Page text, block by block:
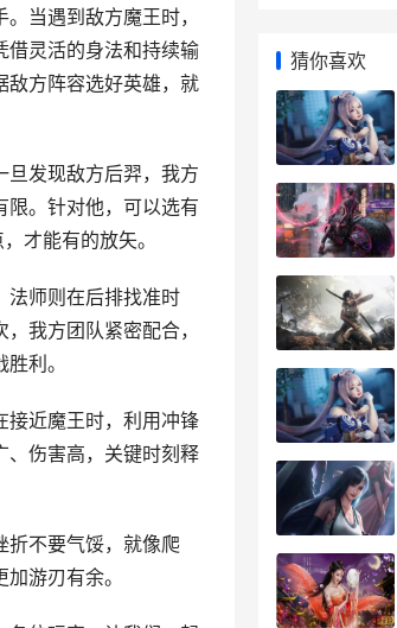
当遇到敌方魔王时，
借灵活的身法和持续输
敌方阵容选好英雄，就
旦发现敌方后羿，我方
限。针对他，可以选有
才能有的放矢。
法师则在后排找准时
我方团队紧密配合，
利。
接近魔王时，利用冲锋
、伤害高，关键时刻释
折不要气馁，就像爬
游刃有余。
猜你喜欢